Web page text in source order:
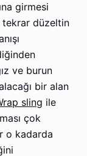
girmesi
tekrar düzeltin
ve burun
bir alan
sling ile
çok
o kadarda